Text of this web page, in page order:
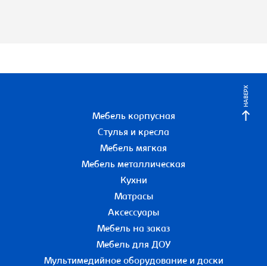
НАВЕРХ
Мебель корпусная
Стулья и кресла
Мебель мягкая
Мебель металлическая
Кухни
Матрасы
Аксессуары
Мебель на заказ
Мебель для ДОУ
Мультимедийное оборудование и доски